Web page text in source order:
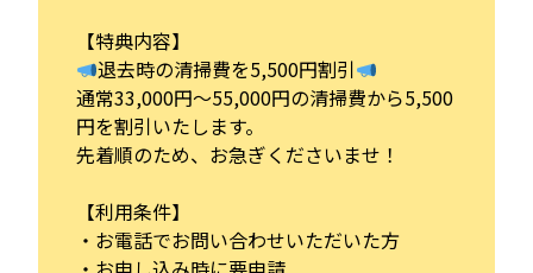
【特典内容】
退去時の清掃費を5,500円割引
通常33,000円～55,000円の清掃費から5,500
円を割引いたします。
先着順のため、お急ぎくださいませ！
【利用条件】
・お電話でお問い合わせいただいた方